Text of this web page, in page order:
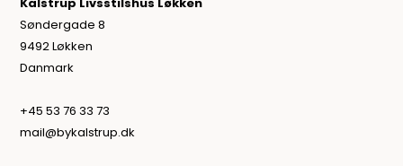
Kalstrup Livsstilshus Løkken
Søndergade 8
9492 Løkken
Danmark
+45 53 76 33 73
mail@bykalstrup.dk